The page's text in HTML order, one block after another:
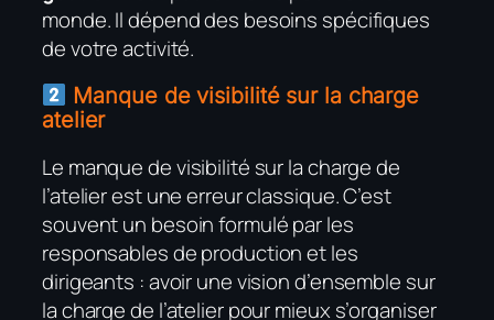
monde. Il dépend des besoins spécifiques
de votre activité.
Manque de visibilité sur la charge
atelier
Le manque de visibilité sur la charge de
l’atelier est une erreur classique. C’est
souvent un besoin formulé par les
responsables de production et les
dirigeants : avoir une vision d’ensemble sur
la charge de l’atelier pour mieux s’organiser